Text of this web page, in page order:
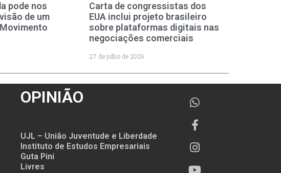
pode nos
de um
Carta de congressistas dos
EUA inclui projeto brasileiro
sobre plataformas digitais nas
negociações comerciais
27 de julho de 2026
OPINIÃO
UJL – União Juventude e Liberdade
Instituto de Estudos Empresariais
Guta Pini
Livres